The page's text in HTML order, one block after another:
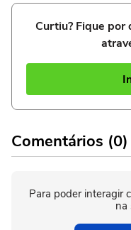
Curtiu? Fique
Comentários (0)
Para poder interagir
na